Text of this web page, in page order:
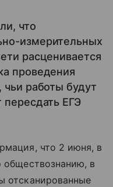
что
измерительных
расценивается
проведения
работы будут
пересдать ЕГЭ
что 2 июня, в
обществознанию, в
отсканированные